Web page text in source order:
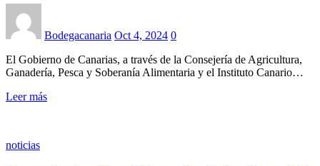
Bodegacanaria Oct 4, 2024 0
El Gobierno de Canarias, a través de la Consejería de Agricultura,
Ganadería, Pesca y Soberanía Alimentaria y el Instituto Canario…
Leer más
noticias